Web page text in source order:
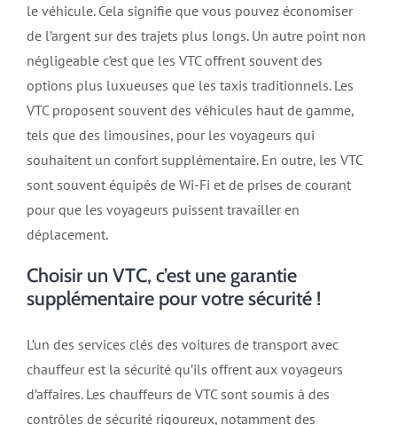
le véhicule. Cela signifie que vous pouvez économiser
de l’argent sur des trajets plus longs. Un autre point non
négligeable c’est que les VTC offrent souvent des
options plus luxueuses que les taxis traditionnels. Les
VTC proposent souvent des véhicules haut de gamme,
tels que des limousines, pour les voyageurs qui
souhaitent un confort supplémentaire. En outre, les VTC
sont souvent équipés de Wi-Fi et de prises de courant
pour que les voyageurs puissent travailler en
déplacement.
Choisir un VTC, c’est une garantie
supplémentaire pour votre sécurité !
L’un des services clés des voitures de transport avec
chauffeur est la sécurité qu’ils offrent aux voyageurs
d’affaires. Les chauffeurs de VTC sont soumis à des
contrôles de sécurité rigoureux, notamment des